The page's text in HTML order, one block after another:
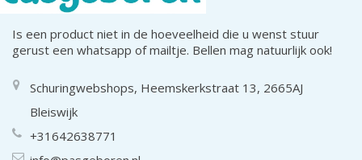
Is een product niet in de hoeveelheid die u wenst stuur
gerust een whatsapp of mailtje. Bellen mag natuurlijk ook!
Schuringwebshops, Heemskerkstraat 13, 2665AJ
Bleiswijk
+31642638771